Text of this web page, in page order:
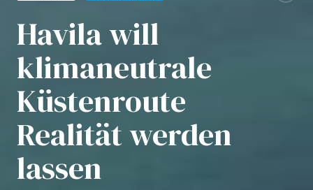
Havila will
klimaneutrale
Küstenroute
Realität werden
lassen